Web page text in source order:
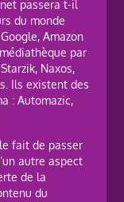
passera t-il
du monde
Amazon
par
Naxos,
Ils existent des
: Automazic,
fait de passer
autre aspect
de la
du